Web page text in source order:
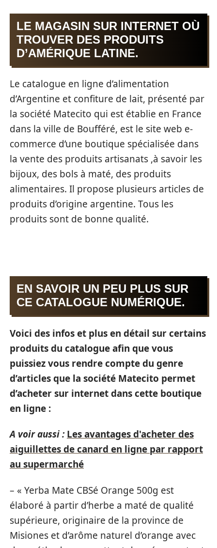
LE MAGASIN SUR INTERNET OÙ
TROUVER DES PRODUITS
D’AMÉRIQUE LATINE.
Le catalogue en ligne d’alimentation
d’Argentine et confiture de lait, présenté par
la société Matecito qui est établie en France
dans la ville de Boufféré, est le site web e-
commerce d’une boutique spécialisée dans
la vente des produits artisanats ,à savoir les
bijoux, des bols à maté, des produits
alimentaires. Il propose plusieurs articles de
produits d’origine argentine. Tous les
produits sont de bonne qualité.
EN SAVOIR UN PEU PLUS SUR
CE CATALOGUE NUMÉRIQUE.
Voici des infos et plus en détail sur certains
produits du catalogue afin que vous
puissiez vous rendre compte du genre
d’articles que la société Matecito permet
d’acheter sur internet dans cette boutique
en ligne :
A voir aussi : Les avantages d'acheter des
aiguillettes de canard en ligne par rapport
au supermarché
– « Yerba Mate CBSé Orange 500g est
élaboré à partir d’herbe a maté de qualité
supérieure, originaire de la province de
Misiones et d’arôme naturel d’orange avec